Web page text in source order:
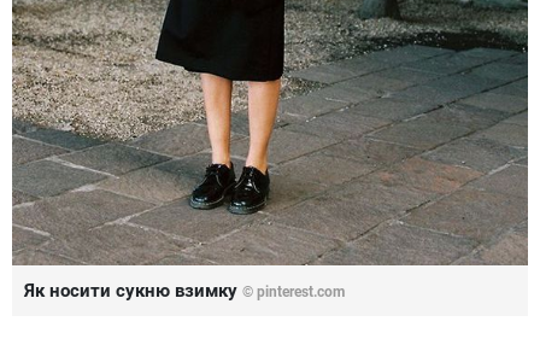
Як носити сукню взимку © pinterest.com